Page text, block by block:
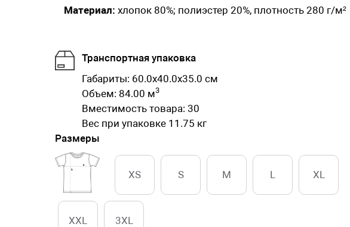
Материал: хлопок 80%; полиэстер 20%, плотность 280 г/м²
Транспортная упаковка
Габариты: 60.0x40.0x35.0 см
Объем: 84.00 м3
Вместимость товара: 30
Вес при упаковке 11.75 кг
Размеры
XS S M L XL
XXL 3XL